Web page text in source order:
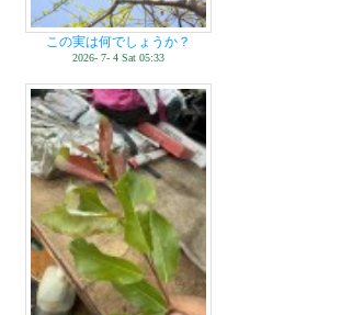
この実は何でしょうか？
2026- 7- 4 Sat 05:33